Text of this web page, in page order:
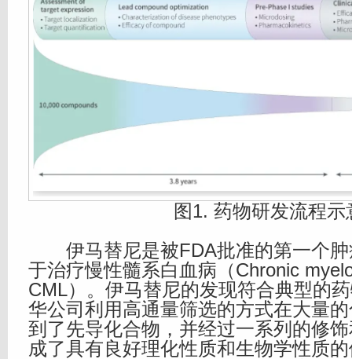
图1. 药物研发流程示
伊马替尼是被FDA批准的第一个肿
于治疗慢性髓系白血病（Chronic
CML）。伊马替尼的发现符合典型的
华公司利用高通量筛选的方式在大量
到了先导化合物，并经过一系列的修
成了具有良好理化性质和生物学性质